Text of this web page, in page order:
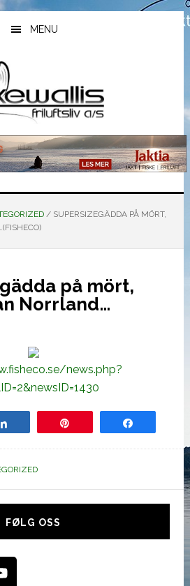
MENU
/SUPERSIZEGÄDDA PÅ MÖRT,
på mört,
Norrland…
news.php?
FØLG OSS